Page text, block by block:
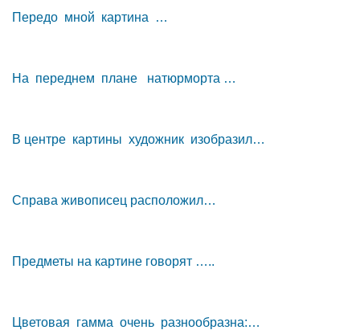
Передо мной картина …
На переднем плане натюрморта …
В центре картины художник изобразил…
Справа живописец расположил…
Предметы на картине говорят …..
Цветовая гамма очень разнообразна:…